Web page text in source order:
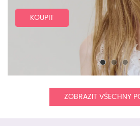
KOUPIT
KOUPIT
ZOBRAZIT VŠECHNY